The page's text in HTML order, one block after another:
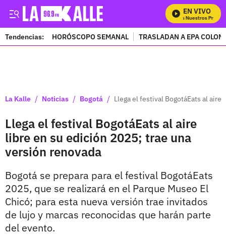
EN VIVO
Mira Todos Nuestros
Tendencias: HORÓSCOPO SEMANAL TRASLADAN A EPA
La Kalle / Noticias / Bogotá / Llega el festival BogotáEats al
Llega el festival BogotáEats al aire
libre en su edición 2025; trae una
versión renovada
Bogotá se prepara para el festival BogotáEats
2025, que se realizará en el Parque Museo El
Chicó; para esta nueva versión trae invitados
de lujo y marcas reconocidas que harán parte
del evento.